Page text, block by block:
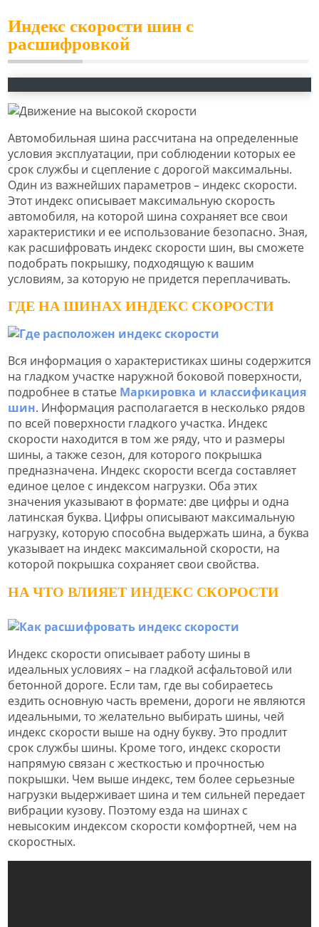
Индекс скорости шин с
расшифровкой
Автомобильная шина рассчитана на определенные
условия эксплуатации, при соблюдении которых ее
срок службы и сцепление с дорогой максимальны.
Один из важнейших параметров – индекс скорости.
Этот индекс описывает максимальную скорость
автомобиля, на которой шина сохраняет все свои
характеристики и ее использование безопасно. Зная,
как расшифровать индекс скорости шин, вы сможете
подобрать покрышку, подходящую к вашим
условиям, за которую не придется переплачивать.
ГДЕ НА ШИНАХ ИНДЕКС СКОРОСТИ
Вся информация о характеристиках шины содержится
на гладком участке наружной боковой поверхности,
подробнее в статье Маркировка и классификация
шин. Информация располагается в несколько рядов
по всей поверхности гладкого участка. Индекс
скорости находится в том же ряду, что и размеры
шины, а также сезон, для которого покрышка
предназначена. Индекс скорости всегда составляет
единое целое с индексом нагрузки. Оба этих
значения указывают в формате: две цифры и одна
латинская буква. Цифры описывают максимальную
нагрузку, которую способна выдержать шина, а буква
указывает на индекс максимальной скорости, на
которой покрышка сохраняет свои свойства.
НА ЧТО ВЛИЯЕТ ИНДЕКС СКОРОСТИ
Индекс скорости описывает работу шины в
идеальных условиях – на гладкой асфальтовой или
бетонной дороге. Если там, где вы собираетесь
ездить основную часть времени, дороги не являются
идеальными, то желательно выбирать шины, чей
индекс скорости выше на одну букву. Это продлит
срок службы шины. Кроме того, индекс скорости
напрямую связан с жесткостью и прочностью
покрышки. Чем выше индекс, тем более серьезные
нагрузки выдерживает шина и тем сильней передает
вибрации кузову. Поэтому езда на шинах с
невысоким индексом скорости комфортней, чем на
скоростных.